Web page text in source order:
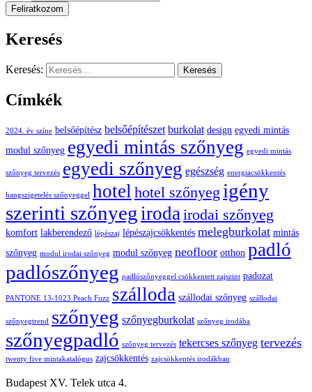
Feliratkozom
Keresés
Keresés:
Címkék
2024. év színe belsőépítész belsőépítészet burkolat design egyedi mintás
modul szőnyeg egyedi mintás szőnyeg egyedi mintás
szőnyeg tervezés egyedi szőnyeg egészség energiacsökkentés
hangszigetelés szőnyeggel hotel hotel szőnyeg igény
szerinti szőnyegirodairodai szőnyeg
komfort lakberendező lépészaj lépészajcsökkentés melegburkolat mintás
szőnyeg modul irodai szőnyeg modul szőnyeg neofloor otthon padló
padlószőnyeg padlószőnyeggel csökkentett zajszint padozat
PANTONE 13-1023 Peach Fuzz szálloda szállodai szőnyeg szállodai
szőnyegtrend szőnyeg szőnyegburkolat szőnyeg irodába
szőnyegpadló szőnyeg tervezés tekercses szőnyeg tervezés
twenty five mintakatalógus zajcsökkentés zajcsökkentés irodákban
Budapest XV. Telek utca 4.